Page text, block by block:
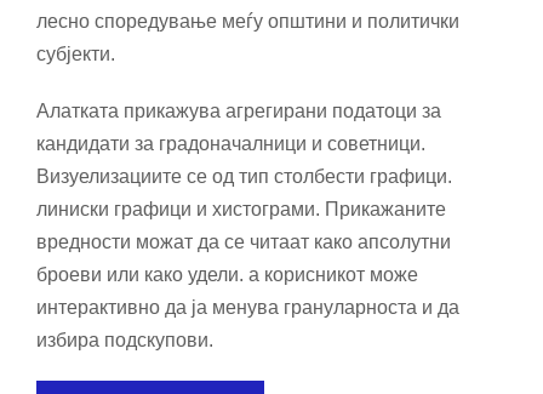
лесно споредување меѓу општини и политички
субјекти.
Алатката прикажува агрегирани податоци за
кандидати за градоначалници и советници.
Визуелизациите се од тип столбести графици.
линиски графици и хистограми. Прикажаните
вредности можат да се читаат како апсолутни
броеви или како удели. а корисникот може
интерактивно да ја менува грануларноста и да
избира подскупови.